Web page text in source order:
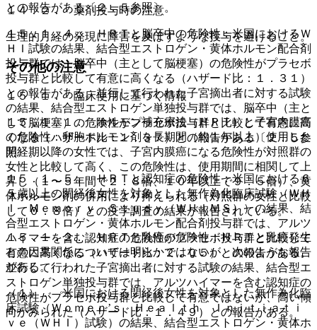
との報告がある〔２．５参照〕。
１５．１．４． ＨＲＴと脳卒中の危険性：米国におけるＷ
ＨＩ試験の結果、結合型エストロゲン・黄体ホルモン配合剤
投与群では、脳卒中（主として脳梗塞）の危険性がプラセボ
投与群と比較して有意に高くなる（ハザード比：１．３１）
との報告がある。並行して行われた子宮摘出者に対する試験
の結果、結合型エストロゲン単独投与群では、脳卒中（主と
して脳梗塞）の危険性がプラセボ投与群と比較して有意に高
くなる（ハザード比：１．３７）との報告がある〔２．５参
照〕。
１５．１．５． ＨＲＴと認知症の危険性：米国における６
５歳以上の閉経後女性を対象とした無作為化臨床試験（ＷＨ
Ｉ Ｍｅｍｏｒｙ Ｓｔｕｄｙ（ＷＨＩＭＳ））の結果、結
合型エストロゲン・黄体ホルモン配合剤投与群では、アルツ
ハイマーを含む認知症の危険性がプラセボ投与群と比較して
有意に高くなる（ハザード比：２．０５）との報告がある。
並行して行われた子宮摘出者に対する試験の結果、結合型エ
ストロゲン単独投与群では、アルツハイマーを含む認知症の
危険性がプラセボ投与群と比較して有意ではないが、高い傾
向がみられた（ハザード比：１．４９）との報告がある。
１４．２． 薬剤投与時の注意
生理的月経の発現に障害を及ぼすような投与を避けること。
その他の注意
１５．１． 臨床使用に基づく情報
１５．１．１． ホルモン補充療法（ＨＲＴ）と子宮内膜癌
の危険性：卵胞ホルモン剤を長期間（約１年以上）使用した
閉経期以降の女性では、子宮内膜癌になる危険性が対照群の
女性と比較して高く、この危険性は、使用期間に相関して上
昇し（１〜５年間で２．８倍、１０年以上で９．５倍）、黄
体ホルモン剤の併用により抑えられる（対照群の女性と比較
して０．８倍）との疫学調査の結果が報告されている。
１５．１．２． ＨＲＴと乳癌の危険性：ＨＲＴと乳癌発生
との因果関係については明らかではないが、次のような報告
がある。
（１）． 米国における閉経後女性を対象とした無作為化臨
床試験（Ｗｏｍｅｎ’ｓ Ｈｅａｌｔｈ Ｉｎｉｔｉａｔｉ
ｖｅ（ＷＨＩ）試験）の結果、結合型エストロゲン・黄体ホ